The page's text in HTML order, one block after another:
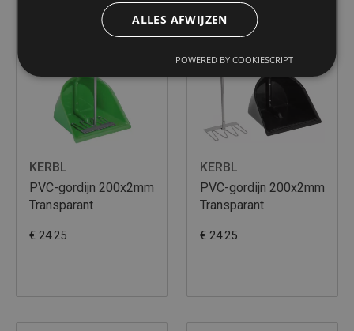
KERBL
PVC-gordijn 200x2mm
Transparant
€ 24.25
KERBL
PVC-gordijn 200x2mm
Transparant
€ 24.25
ALLES AFWIJZEN
POWERED BY COOKIESCRIPT